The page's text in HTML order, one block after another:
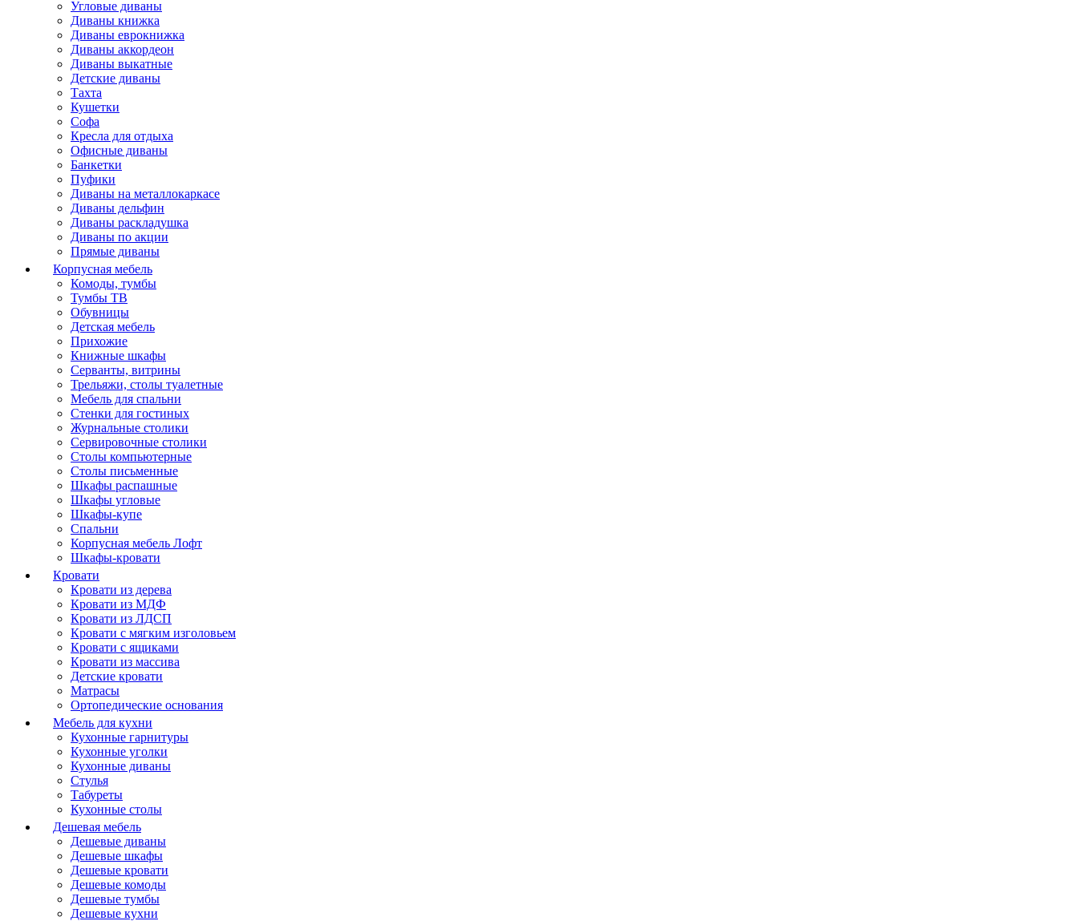
Угловые диваны
Диваны книжка
Диваны еврокнижка
Диваны аккордеон
Диваны выкатные
Детские диваны
Тахта
Кушетки
Софа
Кресла для отдыха
Офисные диваны
Банкетки
Пуфики
Диваны на металлокаркасе
Диваны дельфин
Диваны раскладушка
Диваны по акции
Прямые диваны
Корпусная мебель
Комоды, тумбы
Тумбы ТВ
Обувницы
Детская мебель
Прихожие
Книжные шкафы
Серванты, витрины
Трельяжи, столы туалетные
Мебель для спальни
Стенки для гостиных
Журнальные столики
Сервировочные столики
Столы компьютерные
Столы письменные
Шкафы распашные
Шкафы угловые
Шкафы-купе
Спальни
Корпусная мебель Лофт
Шкафы-кровати
Кровати
Кровати из дерева
Кровати из МДФ
Кровати из ЛДСП
Кровати с мягким изголовьем
Кровати с ящиками
Кровати из массива
Детские кровати
Матрасы
Ортопедические основания
Мебель для кухни
Кухонные гарнитуры
Кухонные уголки
Кухонные диваны
Стулья
Табуреты
Кухонные столы
Дешевая мебель
Дешевые диваны
Дешевые шкафы
Дешевые кровати
Дешевые комоды
Дешевые тумбы
Дешевые кухни